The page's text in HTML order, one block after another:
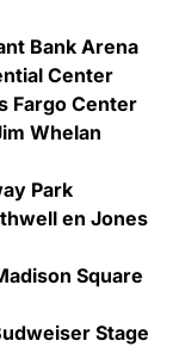
Bank Arena
Center
Fargo Center
Whelan
Park
en Jones
Square
Stage